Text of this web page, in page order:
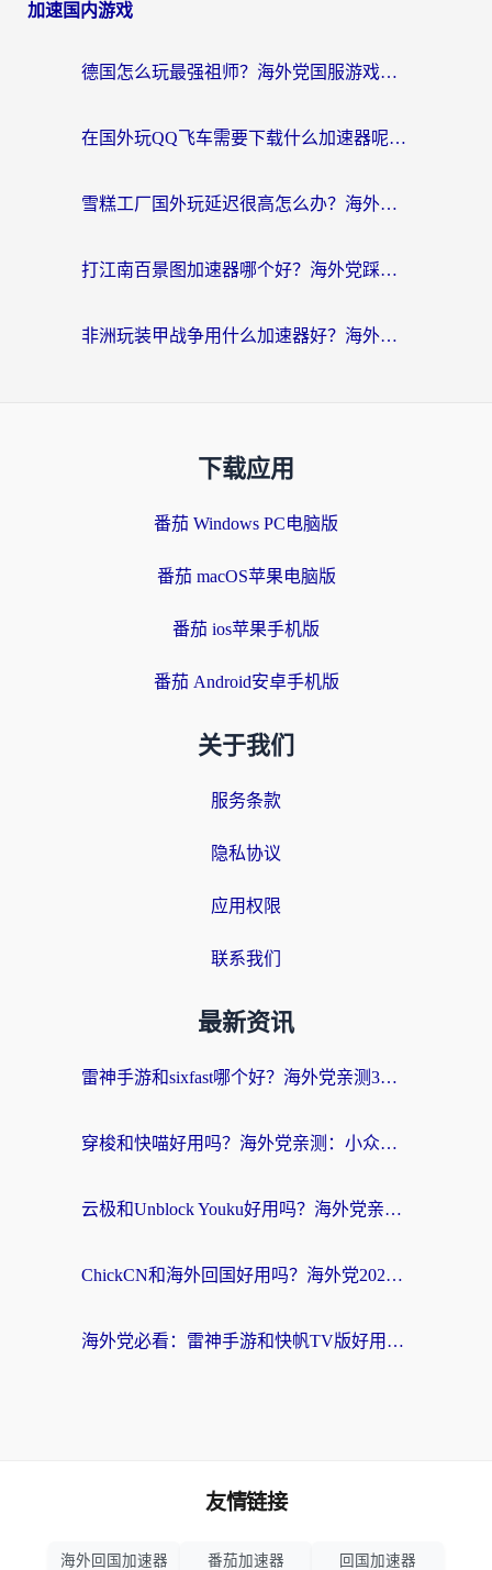
加速国内游戏
德国怎么玩最强祖师？海外党国服游戏加速器选择全攻略（附宝可梦Online实测）
在国外玩QQ飞车需要下载什么加速器呢？海外党亲测有效的国服游戏加速指南
雪糕工厂国外玩延迟很高怎么办？海外玩家国服游戏加速终极攻略（附实测推荐）
打江南百景图加速器哪个好？海外党踩坑N次后，终于找到不卡的秘诀
非洲玩装甲战争用什么加速器好？海外党亲测有效的国服游戏加速方案
下载应用
番茄 Windows PC电脑版
番茄 macOS苹果电脑版
番茄 ios苹果手机版
番茄 Android安卓手机版
关于我们
服务条款
隐私协议
应用权限
联系我们
最新资讯
雷神手游和sixfast哪个好？海外党亲测3款回国加速器，教你选对不踩坑
穿梭和快喵好用吗？海外党亲测：小众加速器对比+番茄加速器深度体验
云极和Unblock Youku好用吗？海外党亲测+2026回国加速器避坑指南
ChickCN和海外回国好用吗？海外党2026亲测：从手游到影音，选对加速器的3个关键
海外党必看：雷神手游和快帆TV版好用吗？3步选对回国加速器不踩坑
友情链接
海外回国加速器 番茄加速器 回国加速器